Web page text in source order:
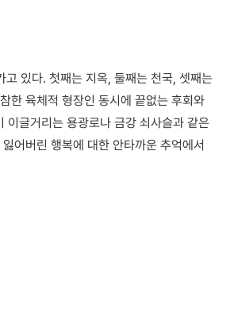
있다. 첫째는 지옥, 둘째는 천국, 셋째는
한 육체적 형장인 동시에 끝없는 후회와
이글거리는 용광로나 금강 쇠사슬과 같은
어버린 행복에 대한 안타까운 추억에서